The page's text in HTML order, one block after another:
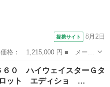
提携サイト 8月2日
イル ■ グレード名： ２０
ラ 純正ナビ 衝突軽減 禁煙
６０ ハイウェイスターＧタ
ット エディショ …